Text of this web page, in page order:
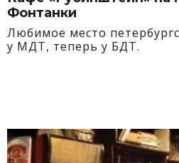
Фонтанки
Любимое место
у МДТ, теперь у БДТ.